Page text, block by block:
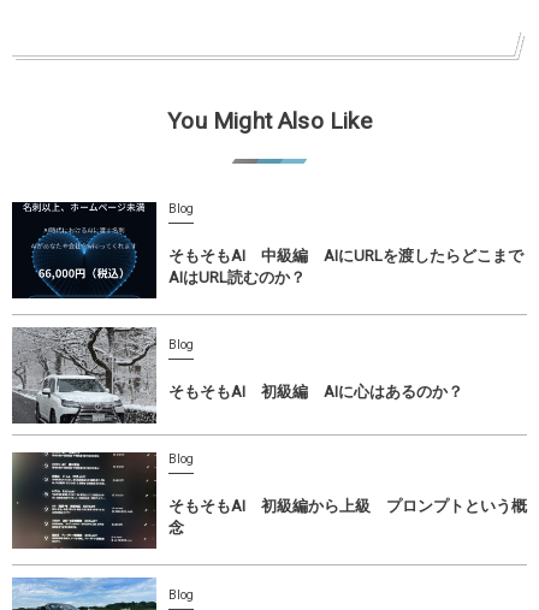
You Might Also Like
Blog
そもそもAI 中級編 AIにURLを渡したらどこまで
AIはURL読むのか？
Blog
そもそもAI 初級編 AIに心はあるのか？
Blog
そもそもAI 初級編から上級 プロンプトという概
念
Blog